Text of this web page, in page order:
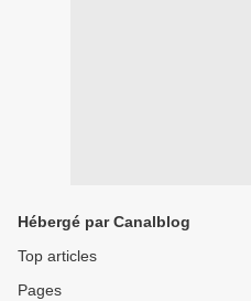
Hébergé par Canalblog
Top articles
Pages